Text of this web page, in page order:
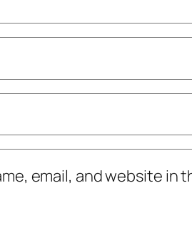
email, and website